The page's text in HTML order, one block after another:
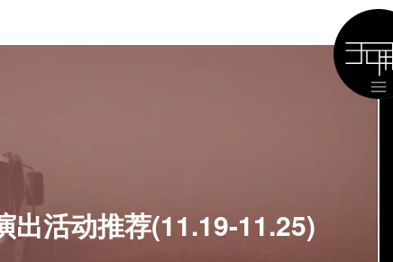
出活动推荐(11.19-11.25)